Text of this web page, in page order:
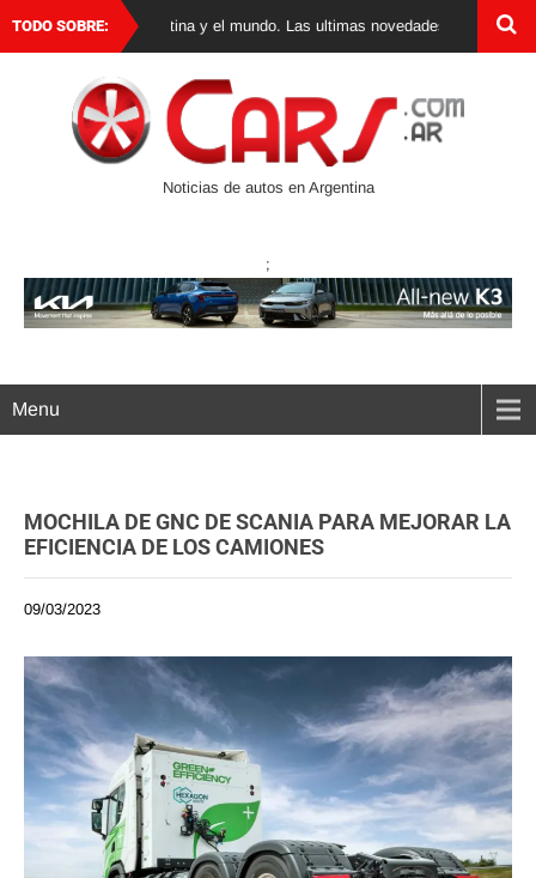
TODO SOBRE:
0 km en Argentina y el mundo. Las ultimas novedades, lanzamientos y
Noticias de autos en Argentina
;
Menu
MOCHILA DE GNC DE SCANIA PARA MEJORAR LA
EFICIENCIA DE LOS CAMIONES
09/03/2023